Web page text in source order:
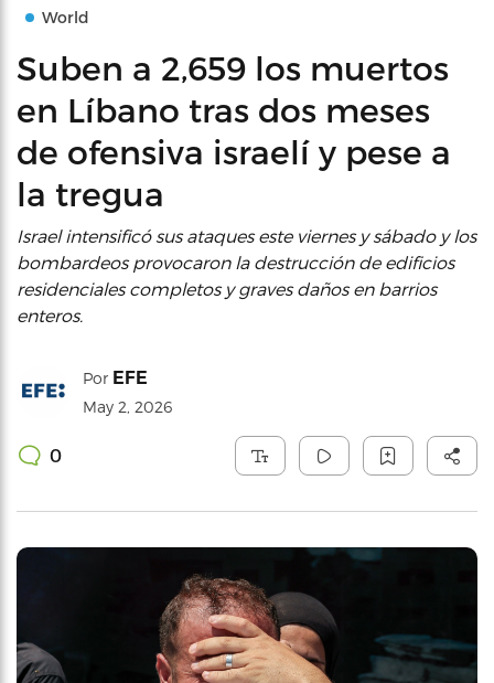
World
Suben a 2,659 los muertos
en Líbano tras dos meses
de ofensiva israelí y pese a
la tregua
Israel intensificó sus ataques este viernes y sábado y los
bombardeos provocaron la destrucción de edificios
residenciales completos y graves daños en barrios
enteros.
Por EFE
May 2, 2026
0